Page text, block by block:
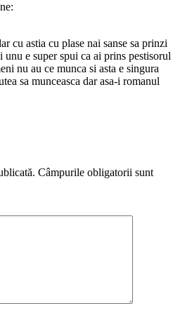
cu astia cu plase nai sanse sa prinzi
unu e super spui ca ai prins pestisorul
nu au ce munca si asta e singura
sa munceasca dar asa-i romanul
Câmpurile obligatorii sunt